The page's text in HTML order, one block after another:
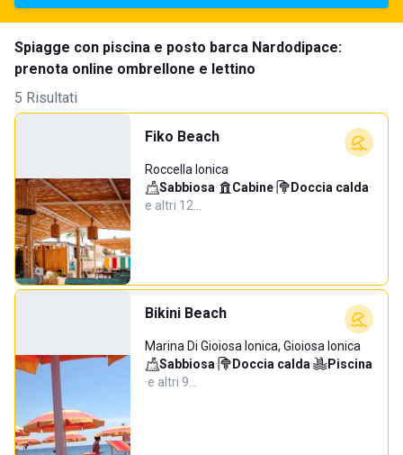
Spiagge con piscina e posto barca Nardodipace:
prenota online ombrellone e lettino
5 Risultati
Fiko Beach
Roccella Ionica
Sabbiosa· Cabine· Doccia calda·
e altri 12…
Bikini Beach
Marina Di Gioiosa Ionica, Gioiosa Ionica
Sabbiosa· Doccia calda·
Piscina
·e altri 9…